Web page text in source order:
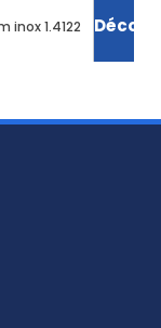
inox 1.4122